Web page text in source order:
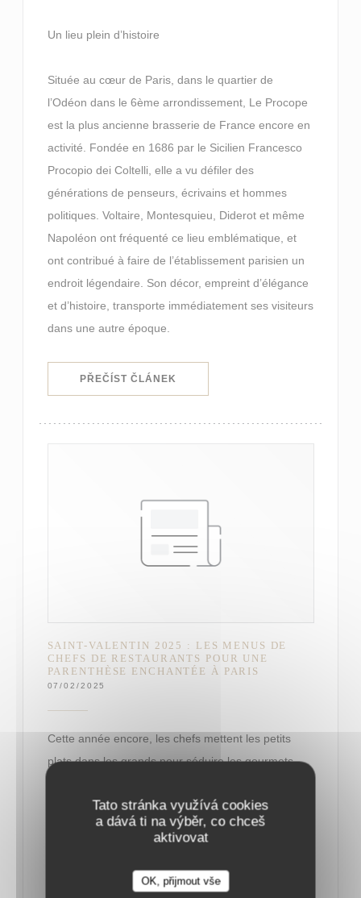
Tato stránka využívá cookies
a dává ti na výběr, co chceš
aktivovat
OK, přijmout vše
Un lieu plein d’histoire
Située au cœur de Paris, dans le quartier de
l’Odéon dans le 6ème arrondissement, Le Procope
est la plus ancienne brasserie de France encore en
activité. Fondée en 1686 par le Sicilien Francesco
Procopio dei Coltelli, elle a vu défiler des
générations de penseurs, écrivains et hommes
politiques. Voltaire, Montesquieu, Diderot et même
Napoléon ont fréquenté ce lieu emblématique, et
ont contribué à faire de l’établissement parisien un
endroit légendaire. Son décor, empreint d’élégance
et d’histoire, transporte immédiatement ses visiteurs
dans une autre époque.
PŘEČÍST ČLÁNEK
SAINT-VALENTIN 2025 : LES MENUS DE
CHEFS DE RESTAURANTS POUR UNE
PARENTHÈSE ENCHANTÉE À PARIS
07/02/2025
Cette année encore, les chefs mettent les petits
plats dans les grands pour séduire les gourmets.
Le 14 février, tout doit être parfait : qu’on soit
adepte d’ambiance romantique et de lumières
de la Saint-Valentin doit faire chavirer les cœurs.